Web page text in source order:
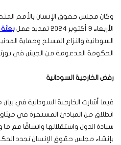
وكان مجلس حقوق الإنسان بالأمم
الأربعاء 9 أكتوبر 2024 تمديد عمل
السودانية والنزاع المسلح وحماية
الحكومة المدعومة من الجيش في
رفض الخارجية السودانية
فيما أشارت الخارجية السودانية في بيان
انطلاق من المبادئ المستقرة في
سيادة الدول واستقلالها واتساقًا مع ما
بإنشاء مجلس حقوق الإنسان تجدد